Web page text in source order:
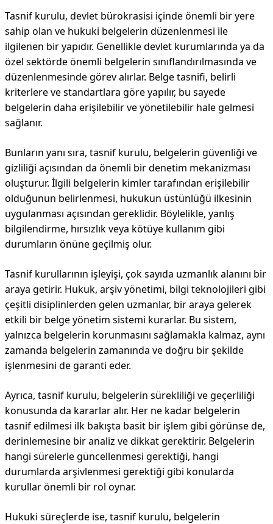
Tasnif kurulu, devlet bürokrasisi içinde önemli bir yere
sahip olan ve hukuki belgelerin düzenlenmesi ile
ilgilenen bir yapıdır. Genellikle devlet kurumlarında ya da
özel sektörde önemli belgelerin sınıflandırılmasında ve
düzenlenmesinde görev alırlar. Belge tasnifi, belirli
kriterlere ve standartlara göre yapılır, bu sayede
belgelerin daha erişilebilir ve yönetilebilir hale gelmesi
sağlanır.
Bunların yanı sıra, tasnif kurulu, belgelerin güvenliği ve
gizliliği açısından da önemli bir denetim mekanizması
oluşturur. İlgili belgelerin kimler tarafından erişilebilir
olduğunun belirlenmesi, hukukun üstünlüğü ilkesinin
uygulanması açısından gereklidir. Böylelikle, yanlış
bilgilendirme, hırsızlık veya kötüye kullanım gibi
durumların önüne geçilmiş olur.
Tasnif kurullarının işleyişi, çok sayıda uzmanlık alanını bir
araya getirir. Hukuk, arşiv yönetimi, bilgi teknolojileri gibi
çeşitli disiplinlerden gelen uzmanlar, bir araya gelerek
etkili bir belge yönetim sistemi kurarlar. Bu sistem,
yalnızca belgelerin korunmasını sağlamakla kalmaz, aynı
zamanda belgelerin zamanında ve doğru bir şekilde
işlenmesini de garanti eder.
Ayrıca, tasnif kurulu, belgelerin sürekliliği ve geçerliliği
konusunda da kararlar alır. Her ne kadar belgelerin
tasnif edilmesi ilk bakışta basit bir işlem gibi görünse de,
derinlemesine bir analiz ve dikkat gerektirir. Belgelerin
hangi sürelerle güncellenmesi gerektiği, hangi
durumlarda arşivlenmesi gerektiği gibi konularda
kurullar önemli bir rol oynar.
Hukuki süreçlerde ise, tasnif kurulu, belgelerin